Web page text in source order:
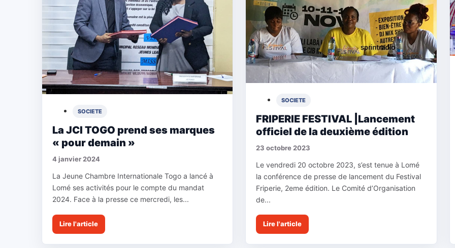
SOCIETE
La JCI TOGO prend ses marques
« pour demain »
4 janvier 2024
La Jeune Chambre Internationale Togo a lancé à
Lomé ses activités pour le compte du mandat
2024. Face à la presse ce mercredi, les...
Lire l'article
SOCIETE
FRIPERIE FESTIVAL |Lancement
officiel de la deuxième édition
23 octobre 2023
Le vendredi 20 octobre 2023, s’est tenue à Lomé
la conférence de presse de lancement du Festival
Friperie, 2eme édition. Le Comité d’Organisation
de...
Lire l'article